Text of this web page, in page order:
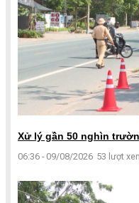
Xử lý gần 50 nghìn
06:36 - 09/08/2026 53 lượt